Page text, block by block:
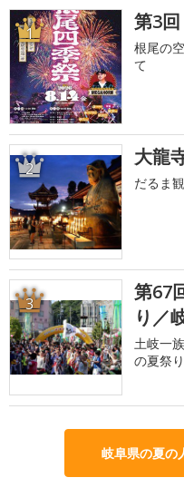
1 第3
根尾の
て
2 大龍
だるま
3
第67
り／
土岐一
の夏祭り
岐阜県の夏の